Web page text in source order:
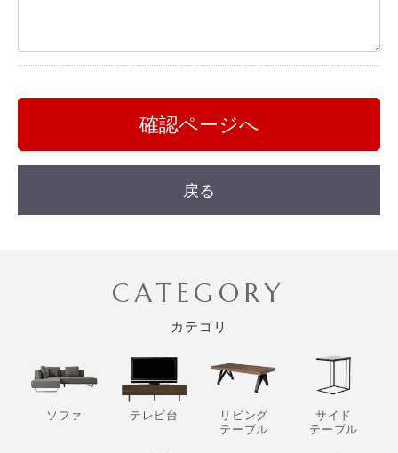
確認ページへ
戻る
CATEGORY
カテゴリ
ソファ テレビ台
リビング
テーブル
サイド
テーブル